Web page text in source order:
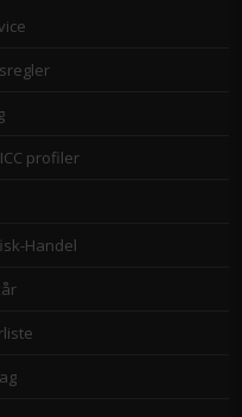
profiler
Handel